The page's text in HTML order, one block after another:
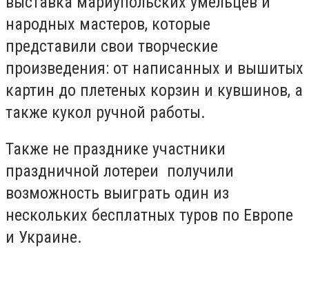
народных мастеров, которые
представили свои творческие
произведения: от написанных и вышитых
картин до плетеных корзин и кувшинов, а
также кукол ручной работы.
Также не празднике участники
праздничной лотереи получили
возможность выиграть один из
нескольких бесплатных туров по Европе
и Украине.